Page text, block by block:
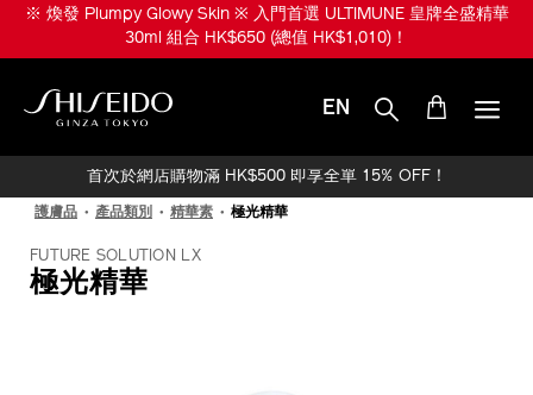
※ 煥發 Plumpy Glowy Skin ※ 入門首選 ULTIMUNE 皇牌全盛精華
30ml 組合 HK$650 (總值 HK$1,010)！
EN
首次於網店購物滿 HK$500 即享全單 15% OFF！
護膚品 產品類別 精華素 極光精華
FUTURE SOLUTION LX
極光精華